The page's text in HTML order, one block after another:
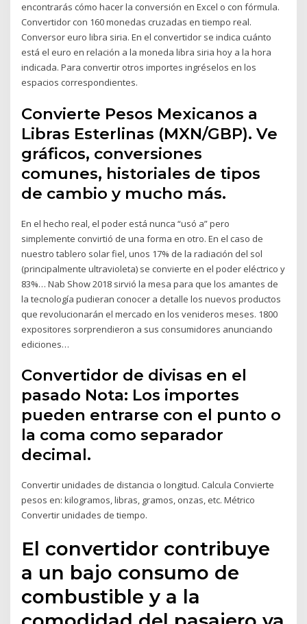
encontrarás cómo hacer la conversión en Excel o con fórmula.
Convertidor con 160 monedas cruzadas en tiempo real.
Conversor euro libra siria. En el convertidor se indica cuánto
está el euro en relación a la moneda libra siria hoy a la hora
indicada. Para convertir otros importes ingréselos en los
espacios correspondientes.
Convierte Pesos Mexicanos a
Libras Esterlinas (MXN/GBP). Ve
gráficos, conversiones
comunes, historiales de tipos
de cambio y mucho más.
En el hecho real, el poder está nunca “usó a” pero
simplemente convirtió de una forma en otro. En el caso de
nuestro tablero solar fiel, unos 17% de la radiación del sol
(principalmente ultravioleta) se convierte en el poder eléctrico y
83%… Nab Show 2018 sirvió la mesa para que los amantes de
la tecnología pudieran conocer a detalle los nuevos productos
que revolucionarán el mercado en los venideros meses. 1800
expositores sorprendieron a sus consumidores anunciando
ediciones…
Convertidor de divisas en el
pasado Nota: Los importes
pueden entrarse con el punto o
la coma como separador
decimal.
Convertir unidades de distancia o longitud. Calcula Convierte
pesos en: kilogramos, libras, gramos, onzas, etc. Métrico
Convertir unidades de tiempo.
El convertidor contribuye
a un bajo consumo de
combustible y a la